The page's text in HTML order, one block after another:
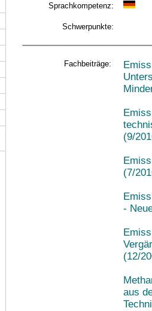
Sprachkompetenz:
Schwerpunkte:
Fachbeiträge:
(9/
(7/
-
(12/
aus